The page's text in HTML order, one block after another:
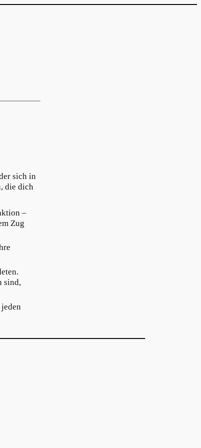
sich in
die dich
–
Zug
sind,